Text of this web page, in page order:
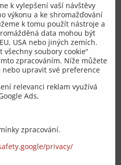
k vylepšení vaší návštěvy
výkonu a ke shromažďování
k tomu použít nástroje a
data mohou být
USA nebo jiných zemích.
soubory cookie“
zpracováním. Níže můžete
upravit své preference
relevanci reklam využívá
Ads,
zpracování.
privacy/